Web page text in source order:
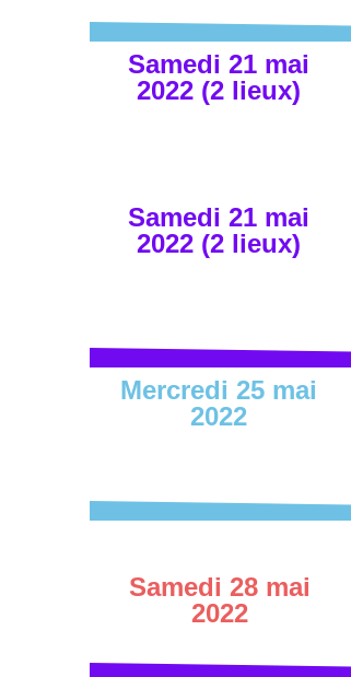
Samedi 21 mai
2022 (2 lieux)
Samedi 21 mai
2022 (2 lieux)
Mercredi 25 mai
2022
Samedi 28 mai
2022